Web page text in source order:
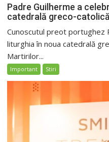
Padre Guilherme a
catedrală greco-
Cunoscutul preot portughez
liturghia în noua catedrală
Martirilor...
Important Stiri